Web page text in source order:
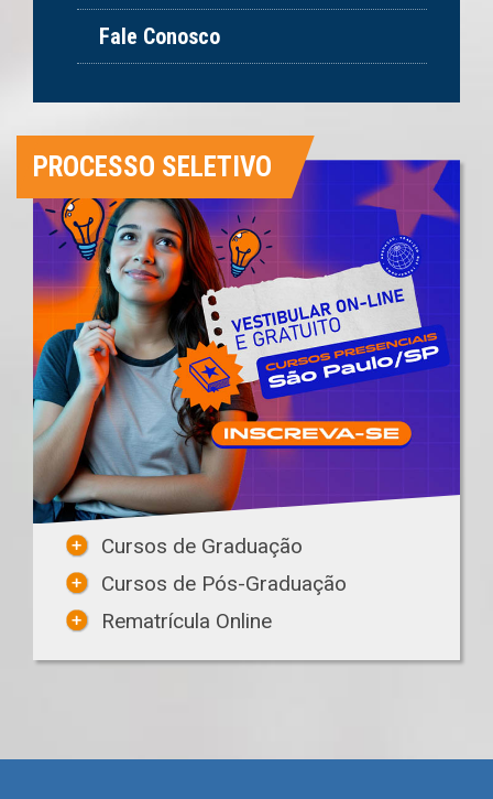
Fale Conosco
PROCESSO SELETIVO
Cursos de Graduação
Cursos de Pós-Graduação
Rematrícula Online